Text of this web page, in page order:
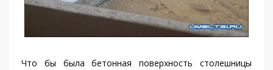
Что бы была бетонная поверхность столешницы